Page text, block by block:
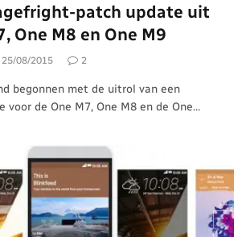
patch update uit
One M8 en One M9
25/08/2015 2
begonnen met de uitrol van een
voor de One M7, One M8 en de One…